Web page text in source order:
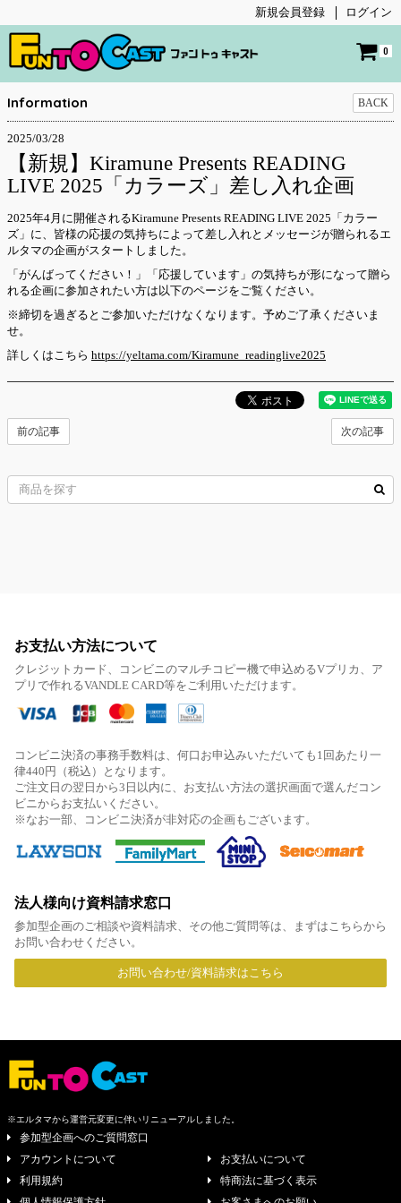
新規会員登録 ログイン
0
Information BACK
2025/03/28
【新規】Kiramune Presents READING
LIVE 2025「カラーズ」差し入れ企画
2025年4月に開催されるKiramune Presents READING LIVE 2025「カラー
ズ」に、皆様の応援の気持ちによって差し入れとメッセージが贈られるエ
ルタマの企画がスタートしました。
「がんばってください！」「応援しています」の気持ちが形になって贈ら
れる企画に参加されたい方は以下のページをご覧ください。
※締切を過ぎるとご参加いただけなくなります。予めご了承くださいま
せ。
詳しくはこちら https://yeltama.com/Kiramune_readinglive2025
次の記事
前の記事
お支払い方法について
クレジットカード、コンビニのマルチコピー機で申込めるVプリカ、ア
プリで作れるVANDLE CARD等をご利用いただけます。
コンビニ決済の事務手数料は、何口お申込みいただいても1回あたり一
律440円（税込）となります。
ご注文日の翌日から3日以内に、お支払い方法の選択画面で選んだコン
ビニからお支払いください。
※なお一部、コンビニ決済が非対応の企画もございます。
法人様向け資料請求窓口
参加型企画のご相談や資料請求、その他ご質問等は、まずはこちらから
お問い合わせください。
お問い合わせ/資料請求はこちら
※エルタマから運営元変更に伴いリニューアルしました。
参加型企画へのご質問窓口
アカウントについて
お支払いについて
利用規約
特商法に基づく表示